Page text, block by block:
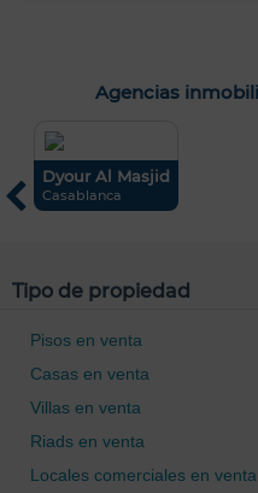
Agencias
Dyour Al Masjid
Casablanca
Tipo de propiedad
Pisos en venta
Casas en venta
Villas en venta
Riads en venta
Locales comerciales en venta